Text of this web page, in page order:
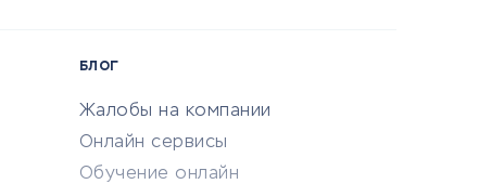
БЛОГ
Жалобы на компании
Онлайн сервисы
Обучение онлайн